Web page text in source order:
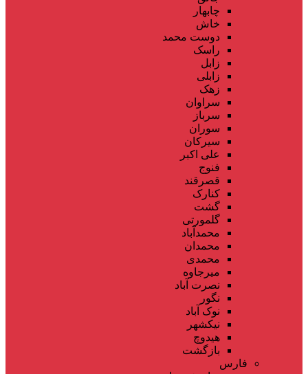
چابهار
خاش
دوست محمد
راسک
زابل
زابلی
زهک
سراوان
سرباز
سوران
سیرکان
علی اکبر
فنوج
قصرقند
کنارک
گشت
گلمورتی
محمدآباد
محمدان
محمدی
میرجاوه
نصرت آباد
نگور
نوک آباد
نیکشهر
هیدوچ
بازگشت
فارس